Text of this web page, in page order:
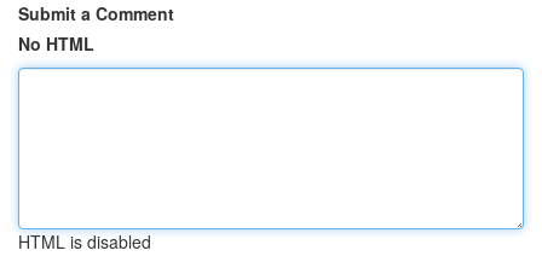
Submit a Comment
No HTML
HTML is disabled